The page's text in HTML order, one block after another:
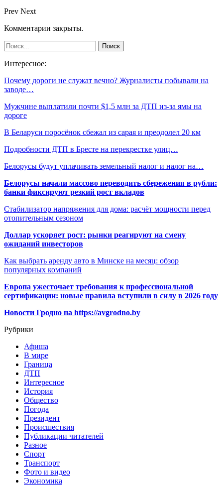
Prev Next
Комментарии закрыты.
Интересное:
Почему дороги не служат вечно? Журналисты побывали на
заводе…
Мужчине выплатили почти $1,5 млн за ДТП из-за ямы на
дороге
В Беларуси поросёнок сбежал из сарая и преодолел 20 км
Подробности ДТП в Бресте на перекрестке улиц…
Белорусы будут уплачивать земельный налог и налог на…
Белорусы начали массово переводить сбережения в рубли:
банки фиксируют резкий рост вкладов
Стабилизатор напряжения для дома: расчёт мощности перед
отопительным сезоном
Доллар ускоряет рост: рынки реагируют на смену
ожиданий инвесторов
Как выбрать аренду авто в Минске на месяц: обзор
популярных компаний
Европа ужесточает требования к профессиональной
сертификации: новые правила вступили в силу в 2026 году
Новости Гродно на https://avgrodno.by
Рубрики
Афиша
В мире
Граница
ДТП
Интересное
История
Общество
Погода
Президент
Происшествия
Публикации читателей
Разное
Спорт
Транспорт
Фото и видео
Экономика